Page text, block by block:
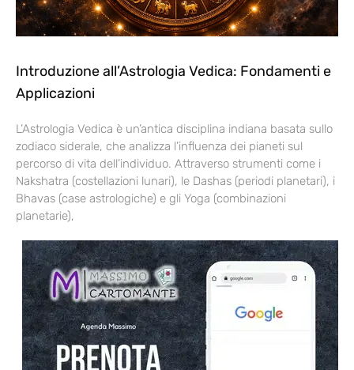
Introduzione all’Astrologia Vedica: Fondamenti e
Applicazioni
L’Astrologia Vedica è un’antica disciplina indiana basata sullo
zodiaco siderale, che analizza l’influenza dei pianeti sul
percorso di vita dell’individuo. Attraverso strumenti come i
Nakshatra (costellazioni lunari), le Dashas (periodi planetari), i
Bhavas (case astrologiche) e gli Yoga (combinazioni
planetarie),